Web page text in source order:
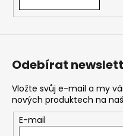
m
e
DEKANG
USA
10ML
6MG
169
Kč
Odebírat
Vložte svůj e-mail a my
nových produktech na
E-mail